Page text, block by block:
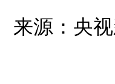
来源：央